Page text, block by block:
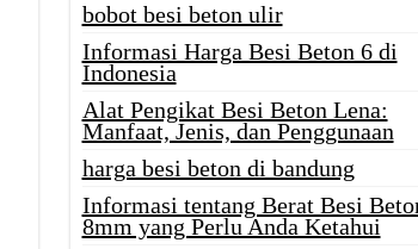
bobot besi beton ulir
Informasi Harga Besi Beton 6 di
Indonesia
Alat Pengikat Besi Beton Lena:
Manfaat, Jenis, dan Penggunaan
harga besi beton di bandung
Informasi tentang Berat Besi
8mm yang Perlu Anda Ketahui